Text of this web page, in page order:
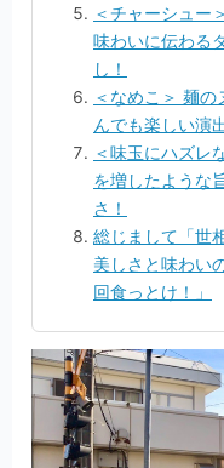
＜チャーシュー
味わいに伝わる
し！
＜なめこ＞ 麺
んでも楽しい演
＜味玉にハズレ
を増したような
さ！
総じまして「世
美しさと味わい
回食っとけ！」